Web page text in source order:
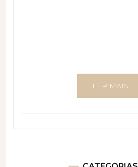
LER MAIS